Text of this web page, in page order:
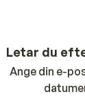
Letar du
Ange din e-